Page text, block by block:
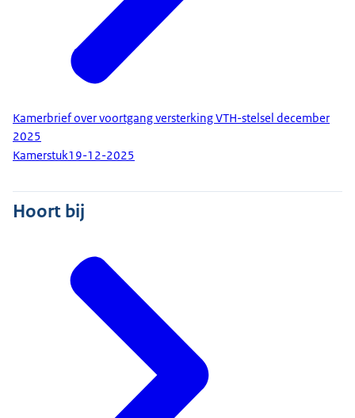
Kamerbrief over voortgang versterking VTH-stelsel december
2025
Kamerstuk19-12-2025
Hoort bij